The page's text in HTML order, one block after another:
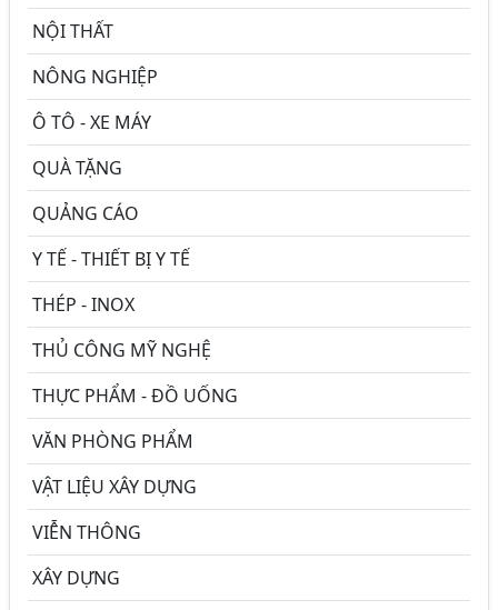
NỘI THẤT
NÔNG NGHIỆP
Ô TÔ - XE MÁY
QUÀ TẶNG
QUẢNG CÁO
Y TẾ - THIẾT BỊ Y TẾ
THÉP - INOX
THỦ CÔNG MỸ NGHỆ
THỰC PHẨM - ĐỒ UỐNG
VĂN PHÒNG PHẨM
VẬT LIỆU XÂY DỰNG
VIỄN THÔNG
XÂY DỰNG